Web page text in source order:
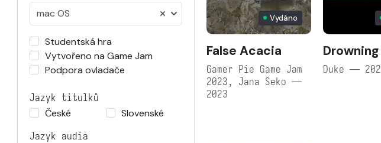
mac OS
Studentská hra
Vytvořeno na Game Jam
Podpora ovladače
Jazyk titulků
České
Slovenské
Jazyk audia
Vydáno
False Acacia
Gamer Pie Game Jam
2023, Jana Seko —
2023
Duke —